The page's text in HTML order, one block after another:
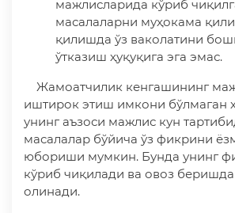
мажлисларида кўриб
масалаларни муҳокама
қилишда ўз ваколатини
ўтказиш ҳуқуқига эга эмас.
Жамоатчилик кенгашининг
иштирок этиш имкони бўлмаган
унинг аъзоси мажлис кун
масалалар бўйича ўз фикрини
юбориши мумкин. Бунда унинг
кўриб чиқилади ва овоз беришда
олинади.